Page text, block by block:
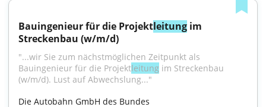
Bauingenieur für die Projektleitung im
Streckenbau (w/m/d)
"...wir Sie zum nächst­möglichen Zeitpunkt als
Bauingenieur für die Projekt­leitung im Streckenbau
(w/m/d). Lust auf Abwechslung..."
Die Autobahn GmbH des Bundes